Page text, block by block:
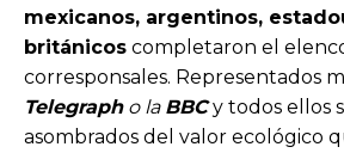
mexicanos, argentinos,
británicos completaron el
corresponsales. Representados
Telegrapho la BBCy todos ellos
asombrados del valor ecológico